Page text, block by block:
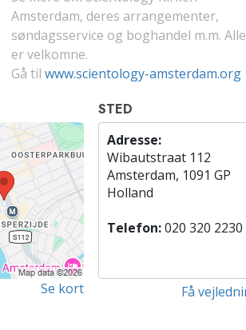
Amsterdam, deres arrangementer,
søndagsservice og boghandel m.m. Alle
er velkomne.
Gå til www.scientology-amsterdam.org
Se kort
STED
Adresse:
Wibautstraat 112
Amsterdam, 1091 GP
Holland
Telefon:020 320 2230
Få